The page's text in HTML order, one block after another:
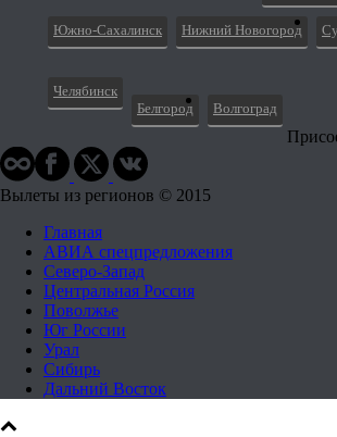
Южно-Сахалинск Нижний Новогород
Челябинск
Белгород
Волгоград
Вылеты из регионов © 2015
Главная
АВИА спецпредложения
Северо-Запад
Центральная Россия
Поволжье
Юг России
Урал
Сибирь
Дальний Восток